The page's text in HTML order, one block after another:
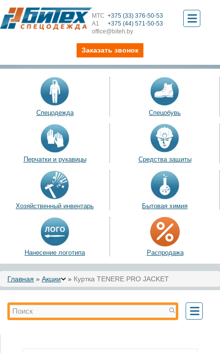
МТС +375 (33) 376-50-53
А1
+375 (44) 571-50-53
office@biteh.by
Toggle
Заказать звонок
Спецодежда Спецобувь
Перчатки и рукавицы Средства защиты
Хозяйственный инвентарь Бытовая химия
Нанесение логотипа Распродажа
Вы здесь
Главная » Акции » Куртка TENERE PRO JACKET
Форма поиска
Поиск
Toggle